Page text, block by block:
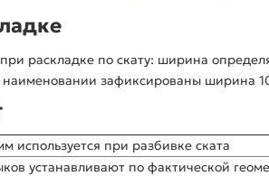
раскладке по скату: ширина
зафиксированы ширина
используется при разбивке ската
устанавливают по фактической